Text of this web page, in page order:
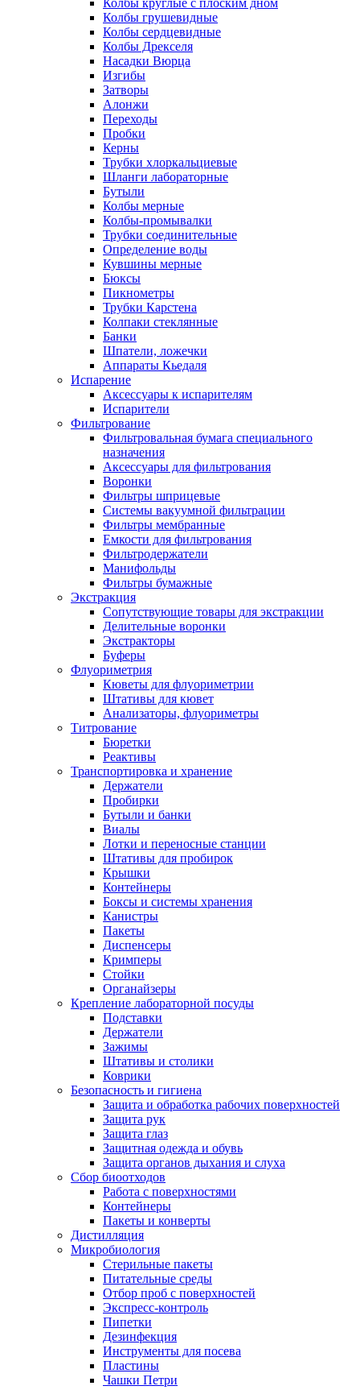
Колбы круглые с плоским дном
Колбы грушевидные
Колбы сердцевидные
Колбы Дрекселя
Насадки Вюрца
Изгибы
Затворы
Алонжи
Переходы
Пробки
Керны
Трубки хлоркальциевые
Шланги лабораторные
Бутыли
Колбы мерные
Колбы-промывалки
Трубки соединительные
Определение воды
Кувшины мерные
Бюксы
Пикнометры
Трубки Карстена
Колпаки стеклянные
Банки
Шпатели, ложечки
Аппараты Кьедаля
Испарение
Аксессуары к испарителям
Испарители
Фильтрование
Фильтровальная бумага специального
назначения
Аксессуары для фильтрования
Воронки
Фильтры шприцевые
Системы вакуумной фильтрации
Фильтры мембранные
Емкости для фильтрования
Фильтродержатели
Манифольды
Фильтры бумажные
Экстракция
Сопутствующие товары для экстракции
Делительные воронки
Экстракторы
Буферы
Флуориметрия
Кюветы для флуориметрии
Штативы для кювет
Анализаторы, флуориметры
Титрование
Бюретки
Реактивы
Транспортировка и хранение
Держатели
Пробирки
Бутыли и банки
Виалы
Лотки и переносные станции
Штативы для пробирок
Крышки
Контейнеры
Боксы и системы хранения
Канистры
Пакеты
Диспенсеры
Кримперы
Стойки
Органайзеры
Крепление лабораторной посуды
Подставки
Держатели
Зажимы
Штативы и столики
Коврики
Безопасность и гигиена
Защита и обработка рабочих поверхностей
Защита рук
Защита глаз
Защитная одежда и обувь
Защита органов дыхания и слуха
Сбор биоотходов
Работа с поверхностями
Контейнеры
Пакеты и конверты
Дистилляция
Микробиология
Стерильные пакеты
Питательные среды
Отбор проб с поверхностей
Экспресс-контроль
Пипетки
Дезинфекция
Инструменты для посева
Пластины
Чашки Петри